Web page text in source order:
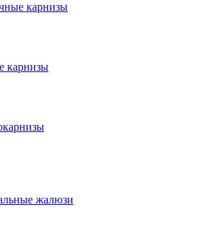
карнизы
карнизы
жалюзи